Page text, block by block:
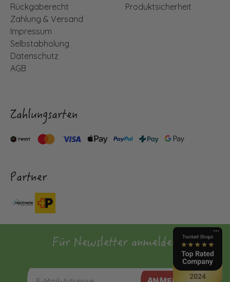
Rückgaberecht
Zahlung & Versand
Impressum
Selbstabholung
Datenschutz
AGB
Produktsicherheit
Zahlungsarten
Partner
Für Newsletter anmelden